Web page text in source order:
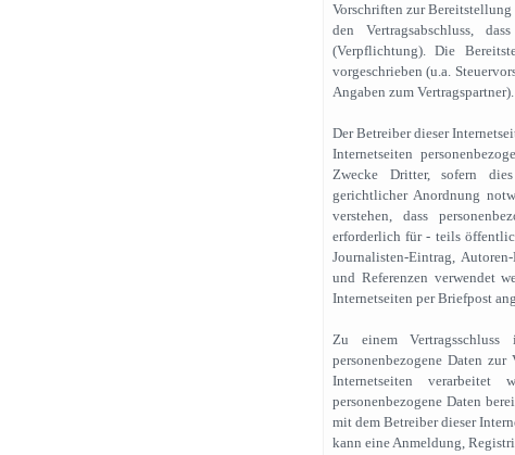
Vorschriften zur
den Vertragsabschluss,
(Verpflichtung). Die
vorgeschrieben (u.a.
Angaben zum Vertragspartner).
Der Betreiber dieser
Internetseiten
Zwecke Dritter, sofern
gerichtlicher Anordnung
verstehen, dass
erforderlich für - teils
Journalisten-Eintrag,
und Referenzen verwendet
Internetseiten per Briefpost
Zu einem
personenbezogene Daten
Internetseiten verarbeitet
personenbezogene Daten
mit dem Betreiber dieser
kann eine Anmeldung,